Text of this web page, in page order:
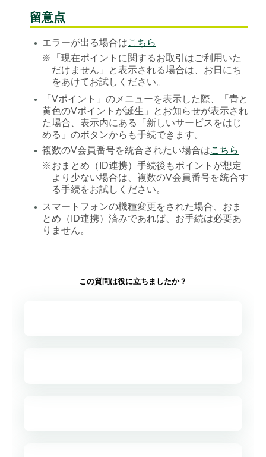
留意点
● エラーが出る場合はこちら
※
「現在ポイントに関するお取引はご利用いた
だけません」と表示される場合は、お日にち
をあけてお試しください。
●
「Vポイント」のメニューを表示した際、「青と
黄色のVポイントが誕生」とお知らせが表示され
た場合、表示内にある「新しいサービスをはじ
める」のボタンからも手続できます。
● 複数のV会員番号を統合されたい場合はこちら
※ おまとめ（ID連携）手続後もポイントが想定
より少ない場合は、複数のV会員番号を統合す
る手続をお試しください。
●
スマートフォンの機種変更をされた場合、おま
とめ（ID連携）済みであれば、お手続は必要あ
りません。
この質問は役に立ちましたか？